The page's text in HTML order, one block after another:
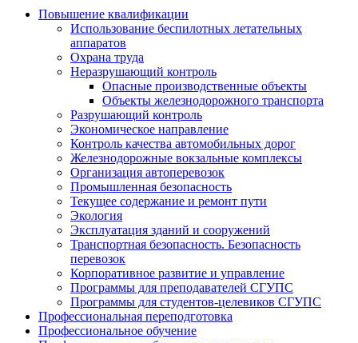
Повышение квалификации
Использование беспилотных летательных
аппаратов
Охрана труда
Неразрушающий контроль
Опасные производственные объекты
Объекты железнодорожного транспорта
Разрушающий контроль
Экономическое направление
Контроль качества автомобильных дорог
Железнодорожные вокзальные комплексы
Организация автоперевозок
Промышленная безопасность
Текущее содержание и ремонт пути
Экология
Эксплуатация зданий и сооружений
Транспортная безопасность. Безопасность
перевозок
Корпоративное развитие и управление
Программы для преподавателей СГУПС
Программы для студентов-целевиков СГУПС
Профессиональная переподготовка
Профессиональное обучение